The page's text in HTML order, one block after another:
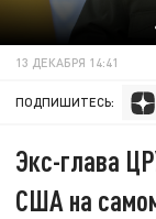
13 ДЕКАБРЯ 14:41
ПОДПИШИТЕСЬ:
Экс-глава
США на